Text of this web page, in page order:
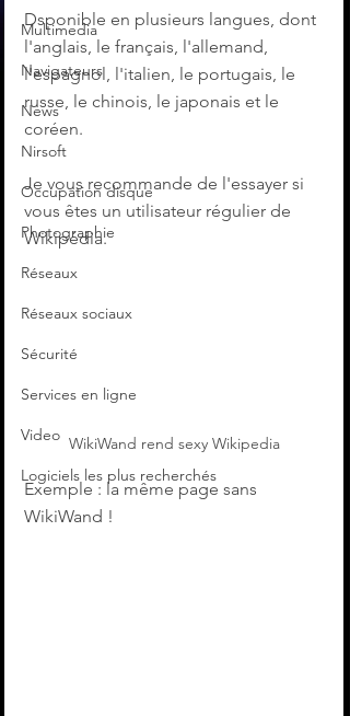
Multimedia
Navigateurs
News
Nirsoft
Occupation disque
Photographie
Réseaux
Réseaux sociaux
Sécurité
Services en ligne
Video
Logiciels les plus recherchés
Dsponible en plusieurs langues, dont
l'anglais, le français, l'allemand,
l'espagnol, l'italien, le portugais, le
russe, le chinois, le japonais et le
coréen.
Je vous recommande de l'essayer si
vous êtes un utilisateur régulier de
Wikipédia.
WikiWand rend sexy Wikipedia
Exemple : la même page sans
WikiWand !